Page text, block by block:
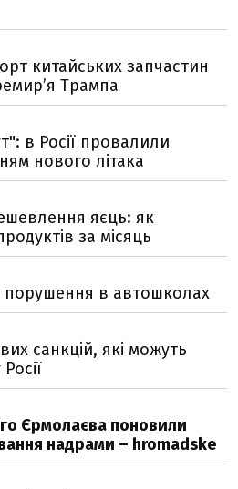
китайських запчастин
Трампа
в Росії провалили
нового літака
яєць: як
за місяць
в автошколах
санкцій, які можуть
Єрмолаєва поновили
надрами – hromadske